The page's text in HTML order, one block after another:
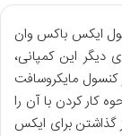
ایکس باکس وان
این کمپانی،
کنسول مایکروسافت
کار کردن با آن را
گذاشتن برای ایکس